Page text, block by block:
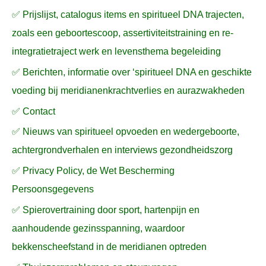
r
:
✅ Prijslijst, catalogus items en spiritueel DNA trajecten,
zoals een geboortescoop, assertiviteitstraining en re-
integratietraject werk en levensthema begeleiding
✅ Berichten, informatie over ‘spiritueel DNA en geschikte
voeding bij meridianenkrachtverlies en aurazwakheden
✅ Contact
✅ Nieuws van spiritueel opvoeden en wedergeboorte,
achtergrondverhalen en interviews gezondheidszorg
✅ Privacy Policy, de Wet Bescherming
Persoonsgegevens
✅ Spierovertraining door sport, hartenpijn en
aanhoudende gezinsspanning, waardoor
bekkenscheefstand in de meridianen optreden